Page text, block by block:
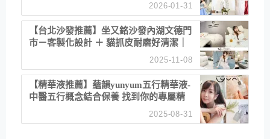
2026-01-31
【台北沙發推薦】坐又銘沙發內湖文德門
市－客製化設計 ＋ 貓抓皮耐磨好清潔｜
直營直銷、價格透明 高CP值打造夢想
2025-11-08
【精華液推薦】蘊韻yunyum五行精華液-
中醫五行概念結合保養 找到你的專屬精
華！ 水㊀土㊀就選「潤・賦精華」維持
2025-08-31